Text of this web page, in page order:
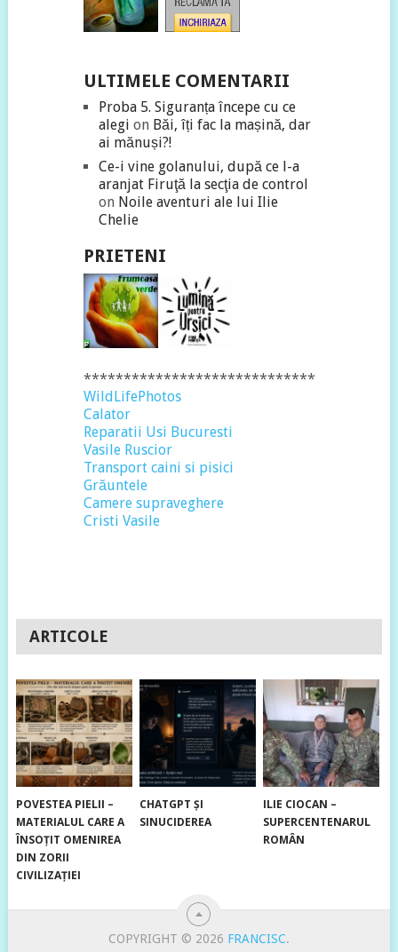
ULTIMELE COMENTARII
Proba 5. Siguranța începe cu ce
alegi on Băi, îți fac la mașină, dar
ai mănuși?!
Ce-i vine golanului, după ce l-a
aranjat Firuţă la secţia de control
on Noile aventuri ale lui Ilie
Chelie
PRIETENI
*****************************
WildLifePhotos
Calator
Reparatii Usi Bucuresti
Vasile Ruscior
Transport caini si pisici
Grăuntele
Camere supraveghere
Cristi Vasile
ARTICOLE
POVESTEA PIELII –
MATERIALUL CARE A
ÎNSOȚIT OMENIREA
DIN ZORII
CIVILIZAȚIEI
CHATGPT ȘI
SINUCIDEREA
ILIE CIOCAN –
SUPERCENTENARUL
ROMÂN
COPYRIGHT © 2026 FRANCISC.